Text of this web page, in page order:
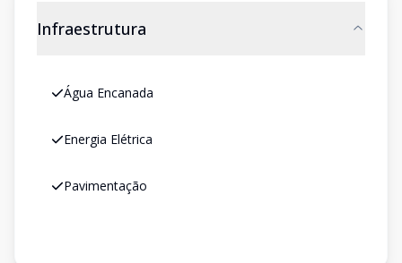
Infraestrutura
Água Encanada
Energia Elétrica
Pavimentação